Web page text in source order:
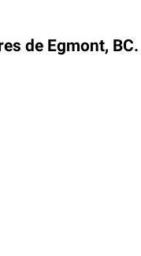
de Egmont, BC.